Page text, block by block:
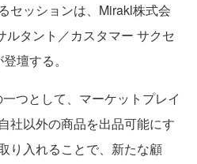
セッションは、Mirakl株式会
ルタント／カスタマー サクセ
壇する。
つとして、マーケットプレイ
社以外の商品を出品可能にす
り入れることで、新たな顧